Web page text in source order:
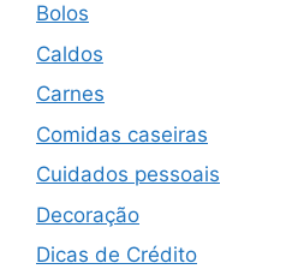
Bolos
Caldos
Carnes
Comidas caseiras
Cuidados pessoais
Decoração
Dicas de Crédito